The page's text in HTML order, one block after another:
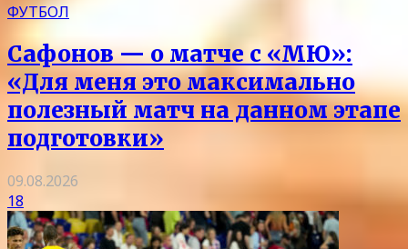
ФУТБОЛ
Сафонов — о матче с «МЮ»:
«Для меня это максимально
полезный матч на данном этапе
подготовки»
09.08.2026
18